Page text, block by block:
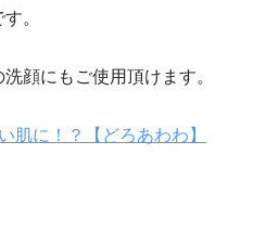
。
顔にもご使用頂けます。
肌に！？【どろあわわ】